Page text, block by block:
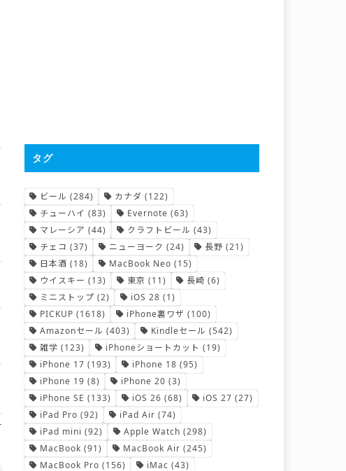
タグ
ビール (284) カナダ (122)
チューハイ (83) Evernote (63)
マレーシア (44) クラフトビール (43)
チェコ (37) ニューヨーク (24) 長野 (21)
日本酒 (18) MacBook Neo (15)
ウイスキー (13) 東京 (11) 長崎 (6)
ミニストップ (2) iOS 28 (1)
PICKUP (1618) iPhone裏ワザ (100)
Amazonセール (403) Kindleセール (542)
雑学 (123) iPhoneショートカット (19)
iPhone 17 (193) iPhone 18 (95)
iPhone 19 (8) iPhone 20 (3)
iPhone SE (133) iOS 26 (68) iOS 27 (27)
iPad Pro (92) iPad Air (74)
iPad mini (92) Apple Watch (298)
MacBook (91) MacBook Air (245)
MacBook Pro (156) iMac (43)